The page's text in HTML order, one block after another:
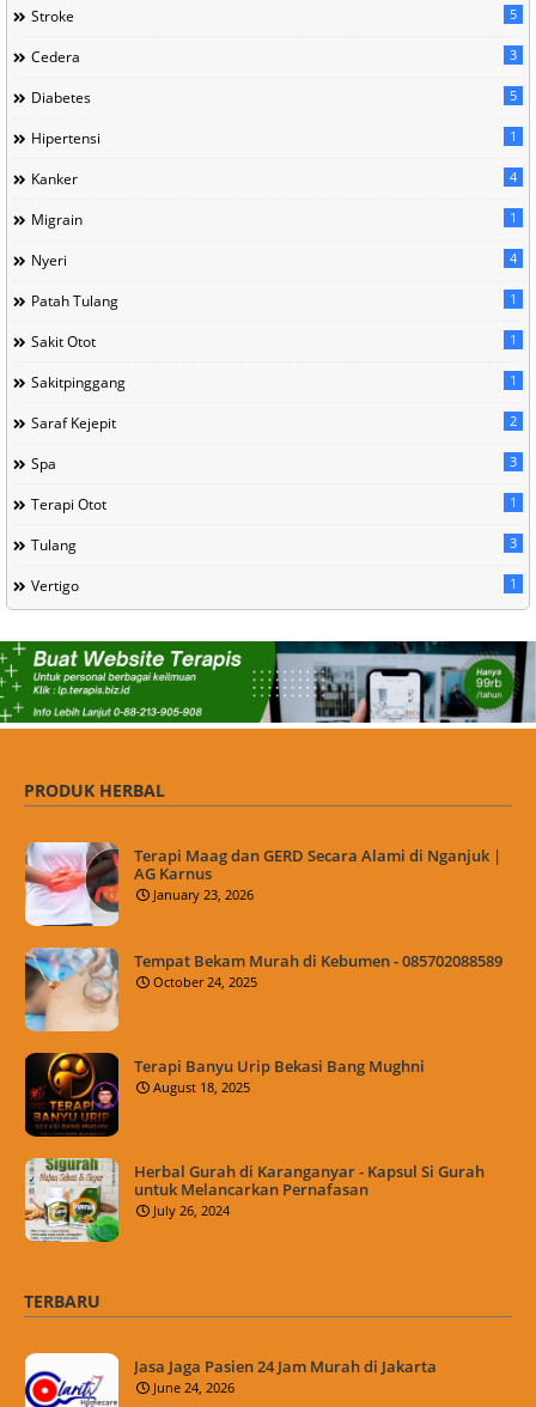
Stroke 5
Cedera 3
Diabetes 5
Hipertensi 1
Kanker 4
Migrain 1
Nyeri 4
Patah Tulang 1
Sakit Otot 1
Sakitpinggang 1
Saraf Kejepit 2
Spa 3
Terapi Otot 1
Tulang 3
Vertigo 1
PRODUK HERBAL
Terapi Maag dan GERD Secara Alami di Nganjuk |
AG Karnus
January 23, 2026
Tempat Bekam Murah di Kebumen - 085702088589
October 24, 2025
Terapi Banyu Urip Bekasi Bang Mughni
August 18, 2025
Herbal Gurah di Karanganyar - Kapsul Si Gurah
untuk Melancarkan Pernafasan
July 26, 2024
TERBARU
Jasa Jaga Pasien 24 Jam Murah di Jakarta
June 24, 2026